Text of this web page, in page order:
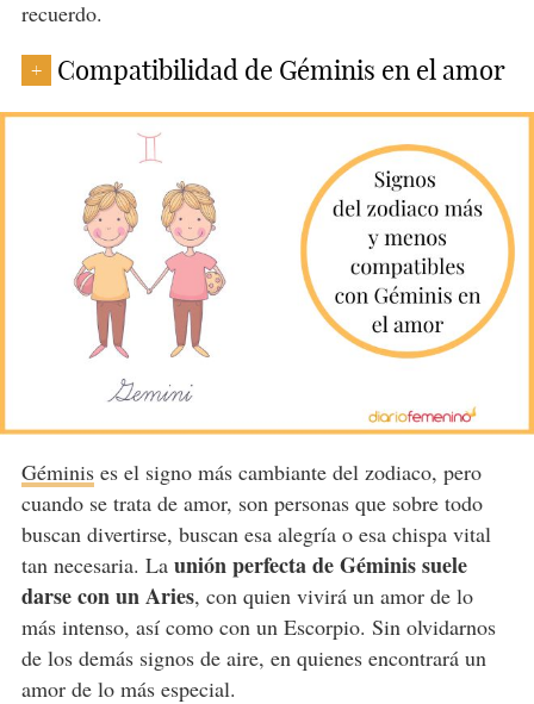
recuerdo.
+ Compatibilidad de Géminis en el amor
Géminises el signo más cambiante del zodiaco, pero
cuando se trata de amor, son personas que sobre todo
buscan divertirse, buscan esa alegría o esa chispa vital
tan necesaria. La unión perfecta de Géminis suele
darse con un Aries, con quien vivirá un amor de lo
más intenso, así como con un Escorpio. Sin olvidarnos
de los demás signos de aire, en quienes encontrará un
amor de lo más especial.